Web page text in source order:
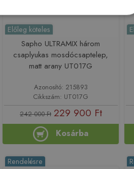
Előleg köteles
Sapho ULTRAMIX három
csaplyukas mosdócsaptelep,
matt arany UT017G
Azonosító: 215893
Cikkszám: UT017G
242 000 Ft 229 900 Ft
Kosárba
Rendelésre